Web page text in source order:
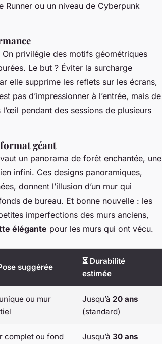
Runner ou un niveau de Cyberpunk
privilégie des motifs géométriques
Le but ? Éviter la surcharge
elle supprime les reflets sur les écrans,
pas d’impressionner à l’entrée, mais de
pendant des sessions de plusieurs
format géant
un panorama de forêt enchantée, une
infini. Ces designs panoramiques,
donnent l’illusion d’un mur qui
de bureau. Et bonne nouvelle : les
imperfections des murs anciens,
élégante pour les murs qui ont vécu.
suggérée
⏳ Durabilité
estimée
ou mur
Jusqu’à 20 ans
(standard)
complet ou fond
Jusqu’à 30 ans